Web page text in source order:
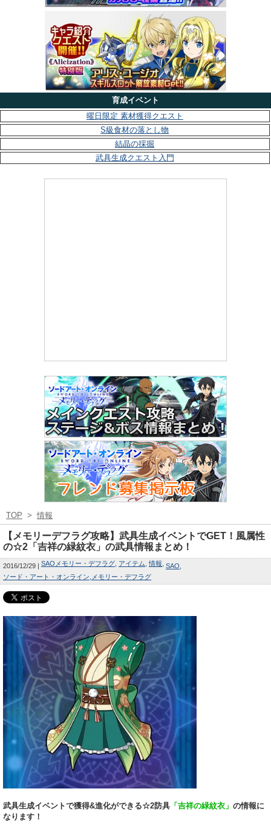
育成イベント
曜日限定 素材獲得クエスト
S級食材の落とし物
結晶の採掘
武具生成クエスト入門
TOP > 情報
【メモリーデフラグ攻略】武具生成イベントでGET！風属性
の☆2「吉祥の緑紋衣」の武具情報まとめ！
2016/12/29 SAOメモリー・デフラグ アイテム 情報 SAO
ソード・アート・オンライン メモリー・デフラグ
武具生成イベントで獲得&進化ができる☆2防具 「吉祥の緑紋衣」 の情報に
なります！